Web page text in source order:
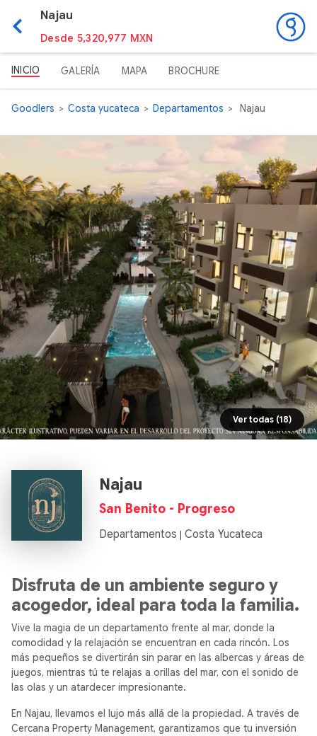
Najau
Desde 5,320,977 MXN
INICIO GALERÍA MAPA BROCHURE
Goodlers Costa yucateca Departamentos Najau
Ver todas (18)
Najau
San Benito - Progreso
Departamentos | Costa Yucateca
Disfruta de un ambiente seguro y
acogedor, ideal para toda la familia.
Vive la magia de un departamento frente al mar, donde la
comodidad y la relajación se encuentran en cada rincón. Los
más pequeños se divertirán sin parar en las albercas y áreas de
juegos, mientras tú te relajas a orillas del mar, con el sonido de
las olas y un atardecer impresionante.
En Najau, llevamos el lujo más allá de la propiedad. A través de
Cercana Property Management, garantizamos que tu inversión